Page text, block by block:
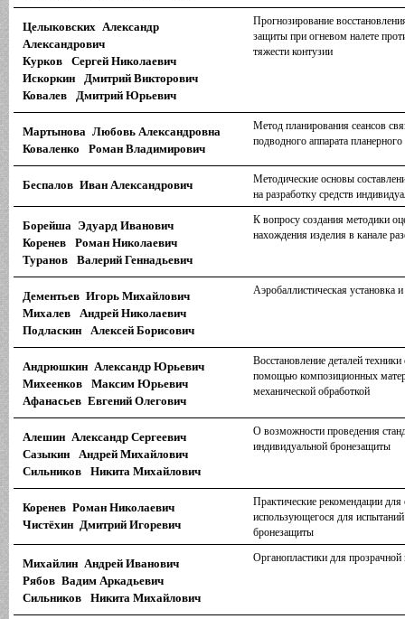
Целыковских Александр
Александрович
Курков Сергей Николаевич
Искоркин Дмитрий Викторович
Ковалев Дмитрий Юрьевич
Прогнозирование
защиты при огневом налете
тяжести контузии
Мартынова Любовь Александровна
Коваленко Роман Владимирович
Метод планирования сеансов
подводного аппарата планерного
Беспалов Иван Александрович
Методические основы
на разработку средств
Борейша Эдуард Иванович
Коренев Роман Николаевич
Туранов Валерий Геннадьевич
К вопросу создания методики
нахождения изделия в канале
Дементьев Игорь Михайлович
Михалев Андрей Николаевич
Подласкин Алексей Борисович
Аэробаллистическая установка
Андрюшкин Александр Юрьевич
Михеенков Максим Юрьевич
Афанасьев Евгений Олегович
Восстановление деталей
помощью композиционных
механической обработкой
Алешин Александр Сергеевич
Сазыкин Андрей Михайлович
Сильников Никита Михайлович
О возможности проведения
индивидуальной бронезащиты
Коренев Роман Николаевич
Чистёхин Дмитрий Игоревич
Практические рекомендации
использующегося для
бронезащиты
Михайлин Андрей Иванович
Рябов Вадим Аркадьевич
Сильников Никита Михайлович
Органопластики для